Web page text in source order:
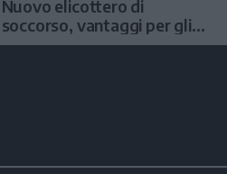
Nuovo elicottero di
soccorso, vantaggi per gli
interventi in alta quota